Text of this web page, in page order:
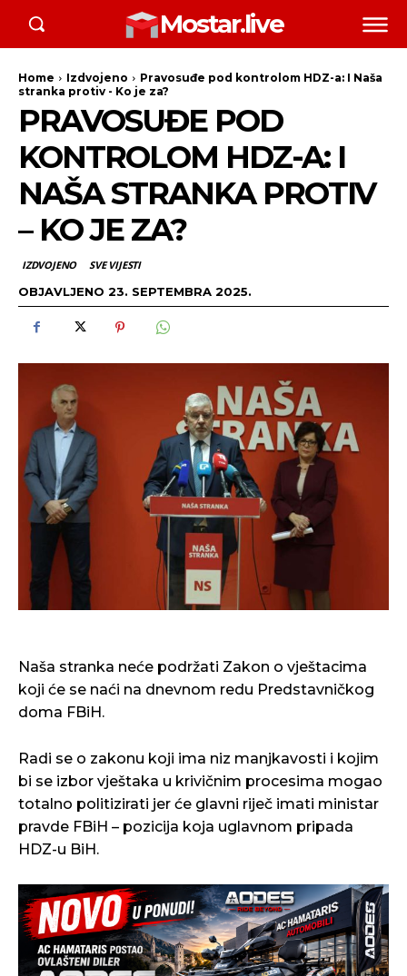
Mostar.live
Home Izdvojeno
Pravosuđe pod kontrolom HDZ-a: I Naša
stranka protiv - Ko je za?
PRAVOSUĐE POD
KONTROLOM HDZ-A: I
NAŠA STRANKA PROTIV
– KO JE ZA?
IZDVOJENO SVE VIJESTI
OBJAVLJENO 23. SEPTEMBRA 2025.
Naša stranka neće podržati Zakon o vještacima
koji će se naći na dnevnom redu Predstavničkog
doma FBiH.
Radi se o zakonu koji ima niz manjkavosti i kojim
bi se izbor vještaka u krivičnim procesima mogao
totalno politizirati jer će glavni riječ imati ministar
pravde FBiH – pozicija koja uglavnom pripada
HDZ-u BiH.